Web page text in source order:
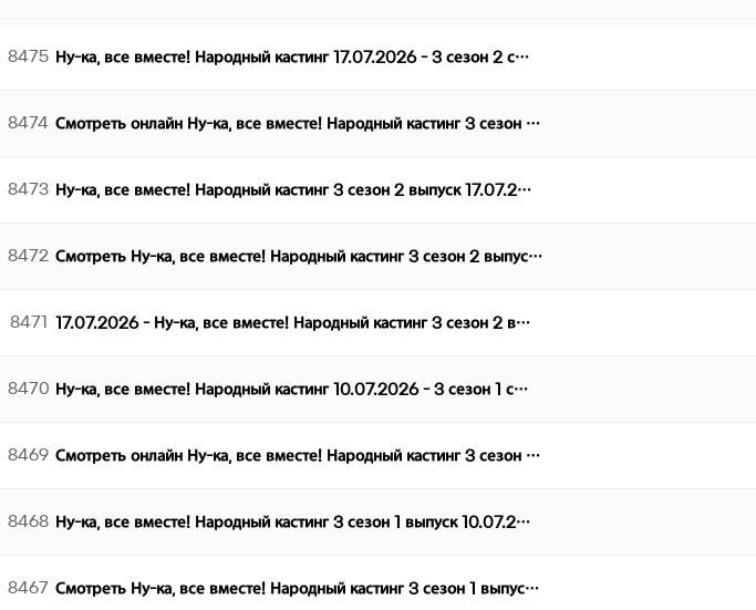
8475 Ну-ка, все вместе! Народный кастинг 17.07.2026 - 3 сезон 2 с…
8474 Смотреть онлайн Ну-ка, все вместе! Народный кастинг 3 сезон …
8473 Ну-ка, все вместе! Народный кастинг 3 сезон 2 выпуск 17.07.2…
8472 Смотреть Ну-ка, все вместе! Народный кастинг 3 сезон 2 выпус…
8471 17.07.2026 - Ну-ка, все вместе! Народный кастинг 3 сезон 2 в…
8470 Ну-ка, все вместе! Народный кастинг 10.07.2026 - 3 сезон 1 с…
8469 Смотреть онлайн Ну-ка, все вместе! Народный кастинг 3 сезон …
8468 Ну-ка, все вместе! Народный кастинг 3 сезон 1 выпуск 10.07.2…
8467 Смотреть Ну-ка, все вместе! Народный кастинг 3 сезон 1 выпус…